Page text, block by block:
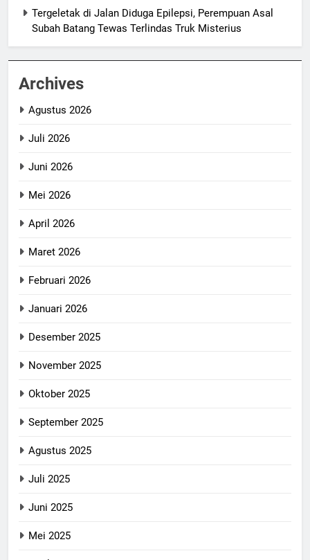
Tergeletak di Jalan Diduga Epilepsi, Perempuan Asal
Subah Batang Tewas Terlindas Truk Misterius
Archives
Agustus 2026
Juli 2026
Juni 2026
Mei 2026
April 2026
Maret 2026
Februari 2026
Januari 2026
Desember 2025
November 2025
Oktober 2025
September 2025
Agustus 2025
Juli 2025
Juni 2025
Mei 2025